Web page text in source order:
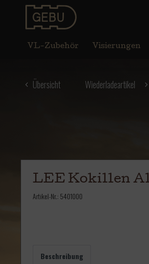
VL-Zubehör Visierungen
Übersicht Wiederladeartikel
LEE Kokillen
Artikel-Nr.: 5401000
Beschreibung